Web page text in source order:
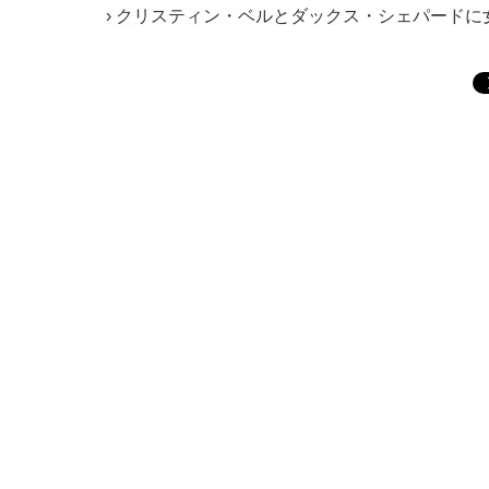
クリスティン・ベルとダックス・シェパードに